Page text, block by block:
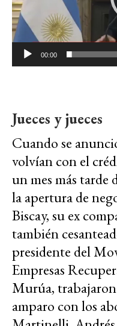
00:00
Jueces y jueces
Cuando se
volvían con el
un mes más
la apertura de
Biscay, su ex
también
presidente del
Empresas
Murúa,
amparo con los